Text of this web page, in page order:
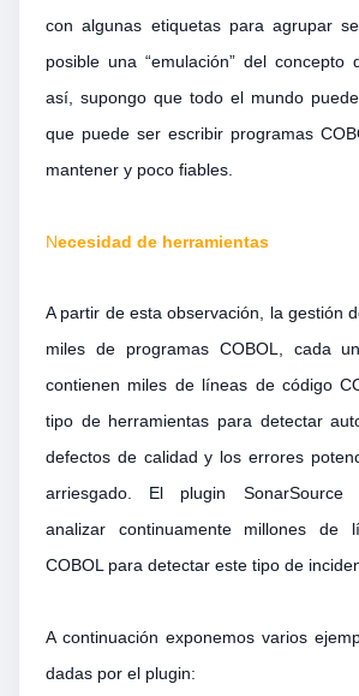
con algunas etiquetas para agrupar
posible una “emulación” del concepto
así, supongo que todo el mundo
que puede ser escribir programas
mantener y poco fiables.
Necesidad de herramientas
A partir de esta observación, la gestión
miles de programas COBOL, cada
contienen miles de líneas de código
tipo de herramientas para detectar
defectos de calidad y los errores
arriesgado. El plugin SonarSource
analizar continuamente millones de
COBOL para detectar este tipo de
A continuación exponemos varios
dadas por el plugin: